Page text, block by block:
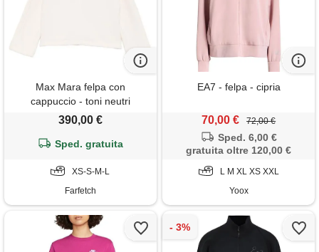
Max Mara felpa con
cappuccio - toni neutri
390,00 €
Sped. gratuita
XS-S-M-L
Farfetch
EA7 - felpa - cipria
70,00 € 72,00 €
Sped. 6,00 €
gratuita oltre 120,00 €
L M XL XS XXL
Yoox